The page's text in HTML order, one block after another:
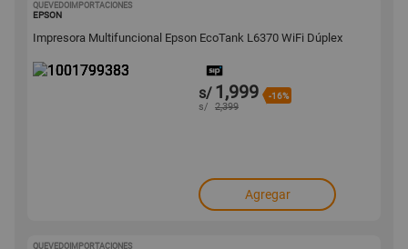
QUEVEDOIMPORTACIONES
EPSON
Impresora Multifuncional Epson EcoTank L6370 WiFi Dúplex
s/ 1,999 -16%
s/ 2,399
Agregar
QUEVEDOIMPORTACIONES